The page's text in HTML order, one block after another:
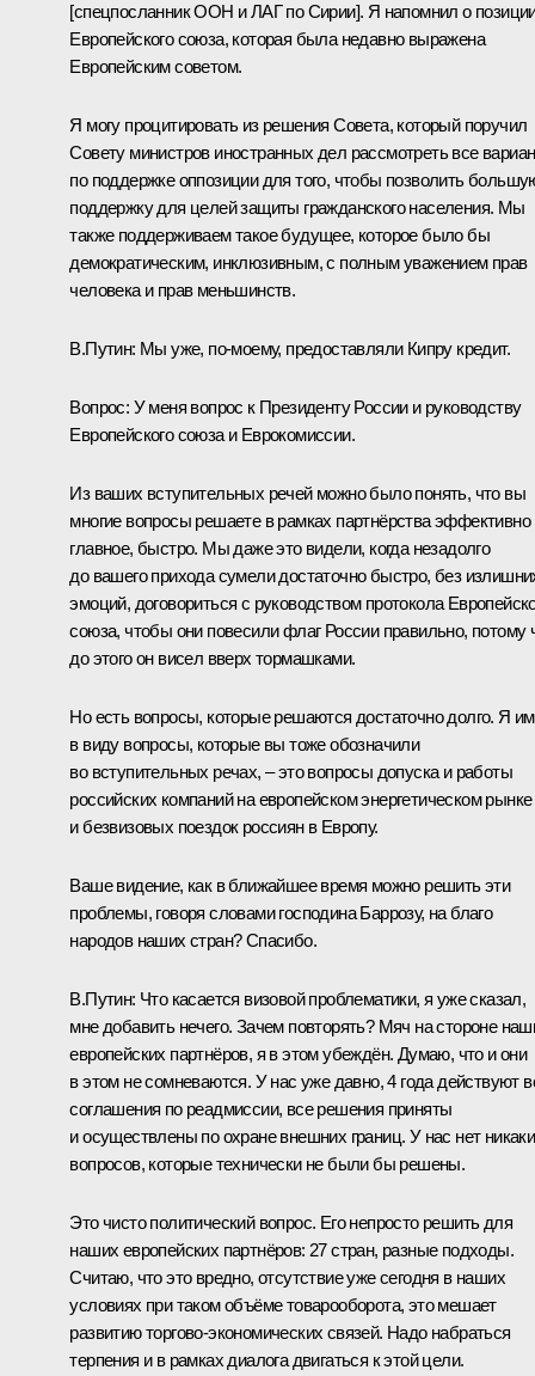
[спецпосланник ООН иЛАГпо Сирии]. Я напомнил о
Европейского союза, которая была недавно выражена
Европейским советом.
Я могу процитировать из решения Совета, который поручил
Совету министров иностранных дел рассмотреть все
по поддержке оппозиции для того, чтобы позволить
поддержку для целей защиты гражданского населения. Мы
также поддерживаем такое будущее, которое было бы
демократическим, инклюзивным, с полным уважением прав
человека и прав меньшинств.
В.Путин: Мы уже, по‑моему, предоставляли Кипру кредит.
Вопрос: У меня вопрос к Президенту России и руководству
Европейского союза и Еврокомиссии.
Из ваших вступительных речей можно было понять, что вы
многие вопросы решаете в рамках партнёрства эффективно
главное, быстро. Мы даже это видели, когда незадолго
до вашего прихода сумели достаточно быстро, без
эмоций, договориться с руководством протокола
союза, чтобы они повесили флаг России правильно, потому
до этого он висел вверх тормашками.
Но есть вопросы, которые решаются достаточно долго. Я
в виду вопросы, которые вы тоже обозначили
во вступительных речах, – это вопросы допуска и работы
российских компаний на европейском энергетическом рынке
и безвизовых поездок россиян в Европу.
Ваше видение, как в ближайшее время можно решить эти
проблемы, говоря словами господина Баррозу, на благо
народов наших стран? Спасибо.
В.Путин: Что касается визовой проблематики, я уже сказал,
мне добавить нечего. Зачем повторять? Мяч на стороне
европейских партнёров, я в этом убеждён. Думаю, что и они
в этом не сомневаются. У нас уже давно, 4 года действуют
соглашения по реадмиссии, все решения приняты
и осуществлены по охране внешних границ. У нас нет
вопросов, которые технически не были бы решены.
Это чисто политический вопрос. Его непросто решить для
наших европейских партнёров: 27 стран, разные подходы.
Считаю, что это вредно, отсутствие уже сегодня в наших
условиях при таком объёме товарооборота, это мешает
развитию торгово-экономических связей. Надо набраться
терпения и в рамках диалога двигаться к этой цели.